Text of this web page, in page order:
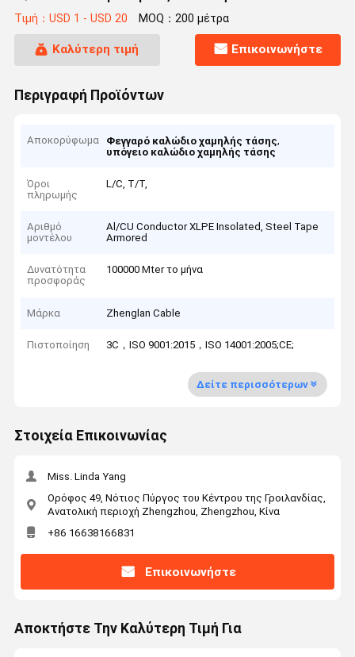
θωρακισμένη, καλώδιο ηλεκτρικής ενέργειας με
κάλυψη PVC ((NA2XBY/NAYBY)
Τιμή：USD 1 - USD 20 MOQ：200 μέτρα
Καλύτερη τιμή Επικοινωνήστε
Περιγραφή Προϊόντων
Αποκορύφωμα Φεγγαρό καλώδιο χαμηλής τάσης,
υπόγειο καλώδιο χαμηλής τάσης
Όροι
πληρωμής
L/C, T/T,
Αριθμό
μοντέλου
Al/CU Conductor XLPE Insolated, Steel Tape
Armored
Δυνατότητα
προσφοράς
100000 Mter το μήνα
Μάρκα Zhenglan Cable
Πιστοποίηση 3C，ISO 9001:2015，ISO 14001:2005;CE;
Δείτε περισσότερων
Στοιχεία Επικοινωνίας
Miss. Linda Yang
Ορόφος 49, Νότιος Πύργος του Κέντρου της Γροιλανδίας,
Ανατολική περιοχή Zhengzhou, Zhengzhou, Κίνα
+86 16638166831
Επικοινωνήστε
Αποκτήστε Την Καλύτερη Τιμή Για